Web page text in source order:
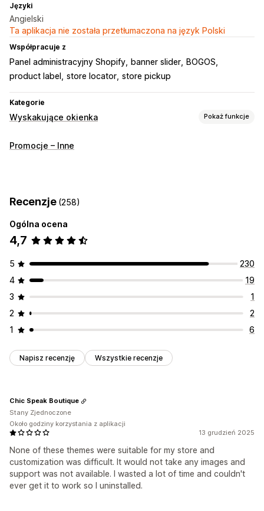
Języki
Angielski
Ta aplikacja nie została przetłumaczona na język Polski
Współpracuje z
Panel administracyjny Shopify banner slider BOGOS
product label store locator store pickup
Kategorie
Wyskakujące okienka Pokaż funkcje
Rodzaje wyskakujących okienek
Zamiar opuszczenia strony
Wyskakujące okienka z ostrzeżeniami
Niestandardowe wyskakujące okienka
Zarządzanie wyskakującymi okienkami
Promocje – Inne
Recenzje (258)
Ogólna ocena
4,7
5
230
4
19
3
1
2
2
1
6
Napisz recenzję Wszystkie recenzje
13 grudzień 2025
None of these themes were suitable for my store and
customization was difficult. It would not take any images and
support was not available. I wasted a lot of time and couldn't
ever get it to work so I uninstalled.
Chic Speak Boutique
Stany Zjednoczone
Około godziny korzystania z aplikacji